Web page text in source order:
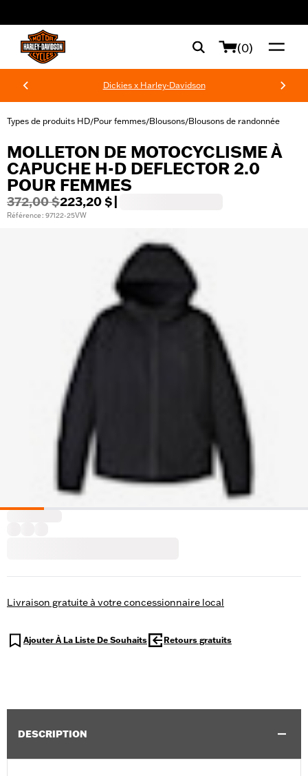
(0)
Dickies x Harley-Davidson
Types de produits HD/Pour femmes/Blousons/Blousons de randonnée
MOLLETON DE MOTOCYCLISME À
CAPUCHE H-D DEFLECTOR 2.0
POUR FEMMES
372,00 $223,20 $
Référence : 97122-25VW
Livraison gratuite à votre concessionnaire local
Ajouter À La Liste De Souhaits Retours gratuits
DESCRIPTION